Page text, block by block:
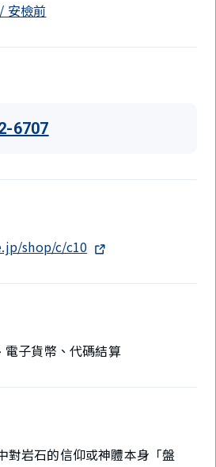
安檢前
6707
shop/c/c10
子貨幣、代碼結算
對岩石的信仰或神體本身「盤